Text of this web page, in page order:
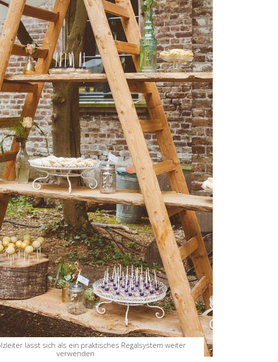
lässt sich als ein praktisches Regalsystem weiter
verwenden